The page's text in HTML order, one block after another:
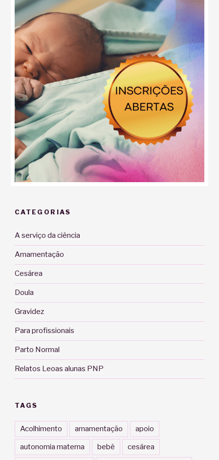
CATEGORIAS
A serviço da ciência
Amamentação
Cesárea
Doula
Gravidez
Para profissionais
Parto Normal
Relatos Leoas alunas PNP
TAGS
Acolhimento amamentação apoio
autonomia materna bebê cesárea